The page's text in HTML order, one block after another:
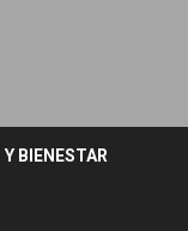
BIENESTAR